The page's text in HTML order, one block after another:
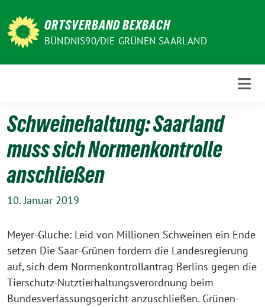
zum
Inhalt
ORTSVERBAND BEXBACH
BÜNDNIS90/DIE GRÜNEN SAARLAND
Schweinehaltung: Saarland
muss sich Normenkontrolle
anschließen
10. Januar 2019
Meyer-Gluche: Leid von Millionen Schweinen ein Ende
setzen Die Saar-Grünen fordern die Landesregierung
auf, sich dem Normenkontrollantrag Berlins gegen die
Tierschutz-Nutztierhaltungsverordnung beim
Bundesverfassungsgericht anzuschließen. Grünen-